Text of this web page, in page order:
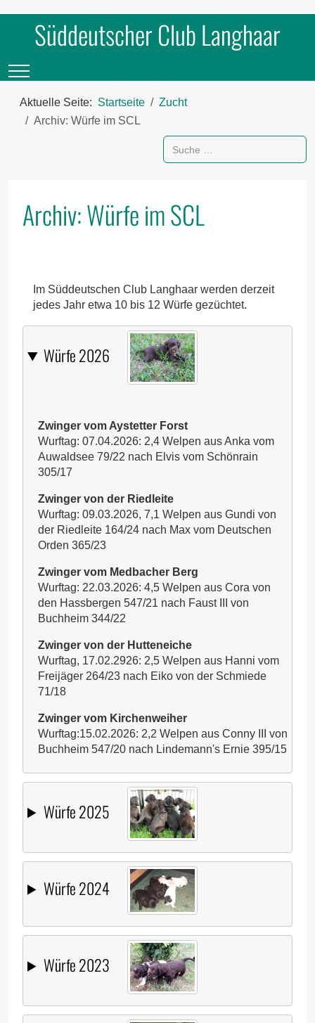
Süddeutscher Club Langhaar
Mobile Menu Toggle
Aktuelle Seite: Startseite
Zucht
Archiv: Würfe im SCL
Suchen
Archiv: Würfe im SCL
Im Süddeutschen Club Langhaar werden derzeit
jedes Jahr etwa 10 bis 12 Würfe gezüchtet.
Würfe 2026
Zwinger vom Aystetter Forst
Wurftag: 07.04.2026: 2,4 Welpen aus Anka vom
Auwaldsee 79/22 nach Elvis vom Schönrain
305/17
Zwinger von der Riedleite
Wurftag: 09.03.2026, 7,1 Welpen aus Gundi von
der Riedleite 164/24 nach Max vom Deutschen
Orden 365/23
Zwinger vom Medbacher Berg
Wurftag: 22.03.2026: 4,5 Welpen aus Cora von
den Hassbergen 547/21 nach Faust III von
Buchheim 344/22
Zwinger von der Hutteneiche
Wurftag, 17.02.2926: 2,5 Welpen aus Hanni vom
Freijäger 264/23 nach Eiko von der Schmiede
71/18
Zwinger vom Kirchenweiher
Wurftag:15.02.2026: 2,2 Welpen aus Conny III von
Buchheim 547/20 nach Lindemann's Ernie 395/15
Würfe 2025
Würfe 2024
Würfe 2023